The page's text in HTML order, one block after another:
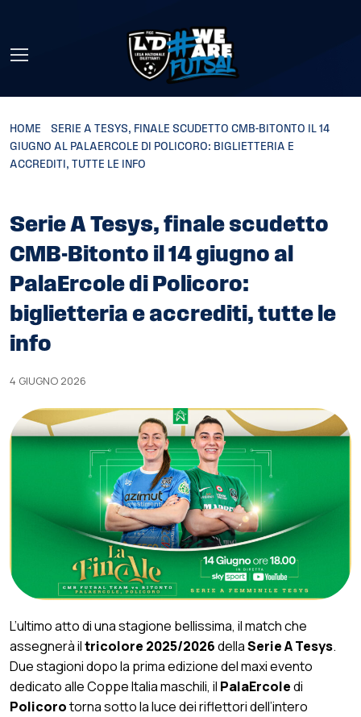
HOME
SERIE A TESYS, FINALE SCUDETTO CMB-BITONTO IL 14
GIUGNO AL PALAERCOLE DI POLICORO: BIGLIETTERIA E
ACCREDITI, TUTTE LE INFO
Serie A Tesys, finale scudetto
CMB-Bitonto il 14 giugno al
PalaErcole di Policoro:
biglietteria e accrediti, tutte le
info
4 GIUGNO 2026
L’ultimo atto di una stagione bellissima, il match che
assegnerà iltricolore 2025/2026dellaSerie A Tesys.
Due stagioni dopo la prima edizione del maxi evento
dedicato alle Coppe Italia maschili, il PalaErcoledi
Policorotorna sotto la luce dei riflettori dell’intero